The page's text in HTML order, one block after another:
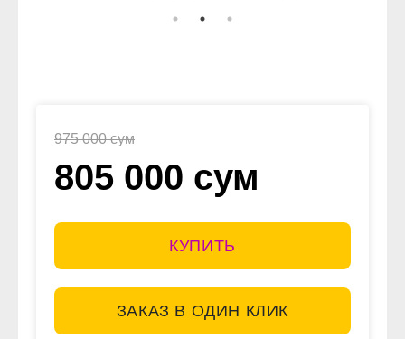
975 000 сум
805 000 сум
КУПИТЬ
ЗАКАЗ В ОДИН КЛИК